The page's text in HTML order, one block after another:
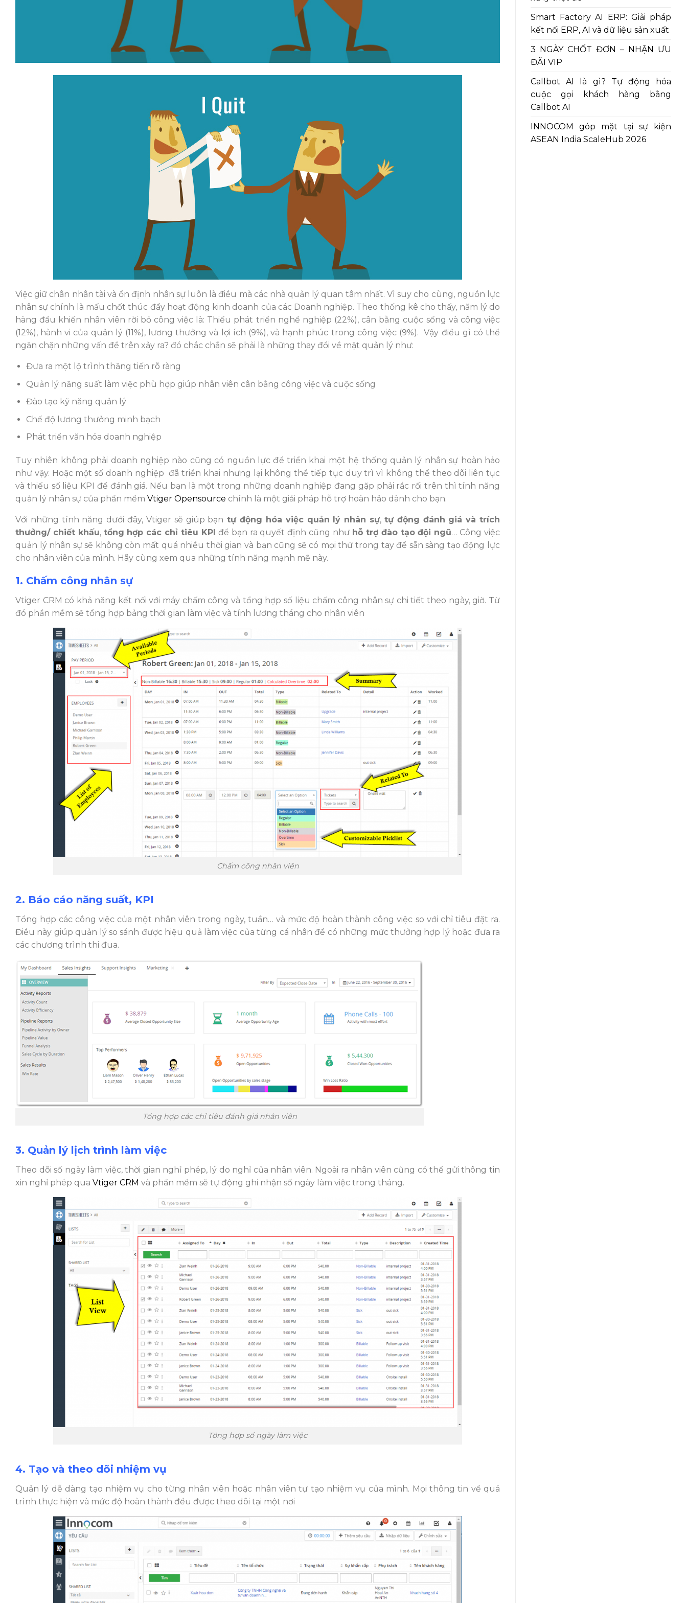
Việc giữ chân nhân tài và ổn định nhân sự luôn là điều mà các nhà quản lý quan tâm nhất. Vì suy cho cùng, nguồn lực
nhân sự chính là mấu chốt thúc đẩy hoạt động kinh doanh của các Doanh nghiệp. Theo thống kê cho thấy, năm lý do
hàng đầu khiến nhân viên rời bỏ công việc là: Thiếu phát triển nghề nghiệp (22%), cân bằng cuộc sống và công việc
(12%), hành vi của quản lý (11%), lương thưởng và lợi ích (9%), và hạnh phúc trong công việc (9%). Vậy điều gì có thể
ngăn chặn những vấn đề trên xảy ra? đó chắc chắn sẽ phải là những thay đổi về mặt quản lý như:
Đưa ra một lộ trình thăng tiến rõ ràng
Quản lý năng suất làm việc phù hợp giúp nhân viên cân bằng công việc và cuộc sống
Đào tạo kỹ năng quản lý
Chế độ lương thưởng minh bạch
Phát triển văn hóa doanh nghiệp
Tuy nhiên không phải doanh nghiệp nào cũng có nguồn lực để triển khai một hệ thống quản lý nhân sự hoàn hảo
như vậy. Hoặc một số doanh nghiệp đã triển khai nhưng lại không thể tiếp tục duy trì vì không thể theo dõi liên tục
và thiếu số liệu KPI để đánh giá. Nếu bạn là một trong những doanh nghiệp đang gặp phải rắc rối trên thì tính năng
quản lý nhân sự của phần mềm Vtiger Opensource chính là một giải pháp hỗ trợ hoàn hảo dành cho bạn.
Với những tính năng dưới đây, Vtiger sẽ giúp bạn tự động hóa việc quản lý nhân sự, tự động đánh giá và trích
thưởng/ chiết khấu, tổng hợp các chỉ tiêu KPI để bạn ra quyết định cũng như hỗ trợ đào tạo đội ngũ… Công việc
quản lý nhân sự sẽ không còn mất quá nhiều thời gian và bạn cũng sẽ có mọi thứ trong tay để sẵn sàng tạo động lực
cho nhân viên của mình. Hãy cùng xem qua những tính năng mạnh mẽ này.
1. Chấm công nhân sự
Vtiger CRM có khả năng kết nối với máy chấm công và tổng hợp số liệu chấm công nhân sự chi tiết theo ngày, giờ. Từ
đó phần mềm sẽ tổng hợp bảng thời gian làm việc và tính lương tháng cho nhân viên
Chấm công nhân viên
2. Báo cáo năng suất, KPI
Tổng hợp các công việc của một nhân viên trong ngày, tuần… và mức độ hoàn thành công việc so với chỉ tiêu đặt ra.
Điều này giúp quản lý so sánh được hiệu quả làm việc của từng cá nhân để có những mức thưởng hợp lý hoặc đưa ra
các chương trình thi đua.
Tổng hợp các chỉ tiêu đánh giá nhân viên
3. Quản lý lịch trình làm việc
Theo dõi số ngày làm việc, thời gian nghỉ phép, lý do nghỉ của nhân viên. Ngoài ra nhân viên cũng có thể gửi thông tin
xin nghỉ phép qua Vtiger CRM và phần mềm sẽ tự động ghi nhận số ngày làm việc trong tháng.
Tổng hợp số ngày làm việc
4. Tạo và theo dõi nhiệm vụ
Quản lý dễ dàng tạo nhiệm vụ cho từng nhân viên hoặc nhân viên tự tạo nhiệm vụ của mình. Mọi thông tin về quá
trình thực hiện và mức độ hoàn thành đều được theo dõi tại một nơi
Smart Factory AI ERP: Giải pháp
kết nối ERP, AI và dữ liệu sản xuất
3 NGÀY CHỐT ĐƠN – NHẬN ƯU
ĐÃI VIP
Callbot AI là gì? Tự động hóa
cuộc gọi khách hàng bằng
Callbot AI
INNOCOM góp mặt tại sự kiện
ASEAN India ScaleHub 2026